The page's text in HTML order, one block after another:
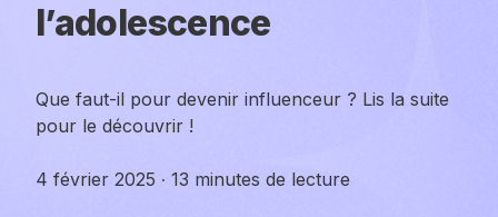
l’adolescence
Que faut-il pour devenir influenceur ? Lis la suite
pour le découvrir !
4 février 2025 · 13 minutes de lecture